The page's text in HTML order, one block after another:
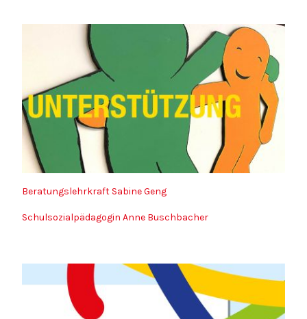
Beratungslehrkraft Sabine Geng
Schulsozialpädagogin Anne Buschbacher